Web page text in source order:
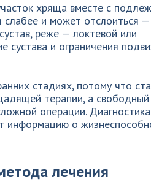
хряща вместе с
и может отслоиться —
реже — локтевой или
сустава и ограничения
стадиях, потому что
терапии, а
операции.
о
лечения